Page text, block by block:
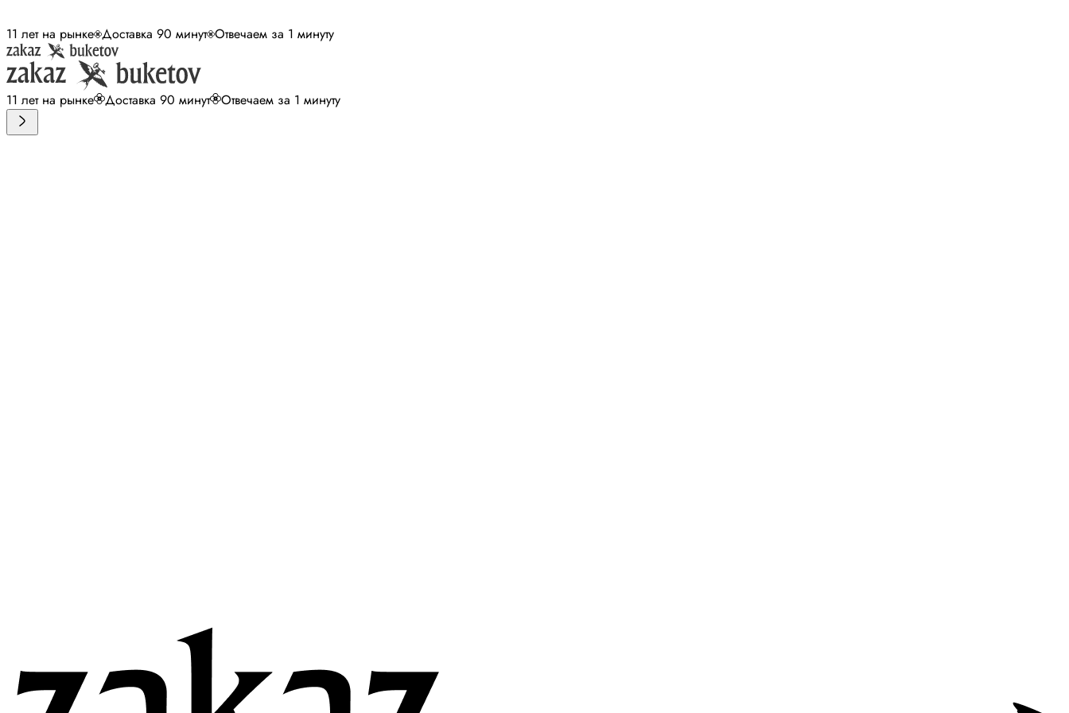
11 лет на рынке Доставка 90 минут Отвечаем за 1 минуту
11 лет на рынке Доставка 90 минут Отвечаем за 1 минуту